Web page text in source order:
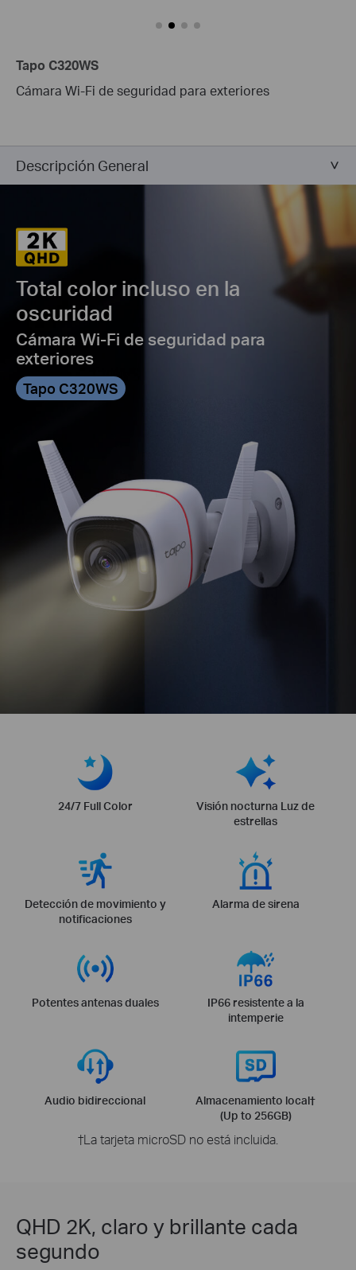
Tapo C320WS
Cámara Wi-Fi de seguridad para exteriores
Descripción General
Total color incluso en la
oscuridad
Cámara Wi-Fi de seguridad para
exteriores
Tapo C320WS
24/7 Full Color
Visión nocturna Luz de
estrellas
Detección de movimiento y
notificaciones
Alarma de sirena
Potentes antenas duales
IP66 resistente a la
intemperie
Audio bidireccional
Almacenamiento local†
(Up to 256GB)
†La tarjeta microSD no está incluida.
QHD 2K, claro y brillante cada
segundo